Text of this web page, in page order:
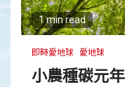
1 min read
即時愛地球 愛地球
小農種碳元年